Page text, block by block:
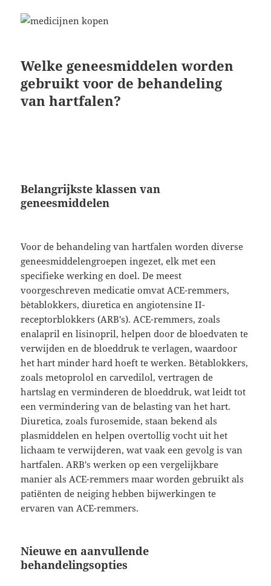
Welke geneesmiddelen worden
gebruikt voor de behandeling
van hartfalen?
Belangrijkste klassen van
geneesmiddelen
Voor de behandeling van hartfalen worden diverse
geneesmiddelengroepen ingezet, elk met een
specifieke werking en doel. De meest
voorgeschreven medicatie omvat ACE-remmers,
bètablokkers, diuretica en angiotensine II-
receptorblokkers (ARB's). ACE-remmers, zoals
enalapril en lisinopril, helpen door de bloedvaten te
verwijden en de bloeddruk te verlagen, waardoor
het hart minder hard hoeft te werken. Bètablokkers,
zoals metoprolol en carvedilol, vertragen de
hartslag en verminderen de bloeddruk, wat leidt tot
een vermindering van de belasting van het hart.
Diuretica, zoals furosemide, staan bekend als
plasmiddelen en helpen overtollig vocht uit het
lichaam te verwijderen, wat vaak een gevolg is van
hartfalen. ARB's werken op een vergelijkbare
manier als ACE-remmers maar worden gebruikt als
patiënten de neiging hebben bijwerkingen te
ervaren van ACE-remmers.
Nieuwe en aanvullende
behandelingsopties